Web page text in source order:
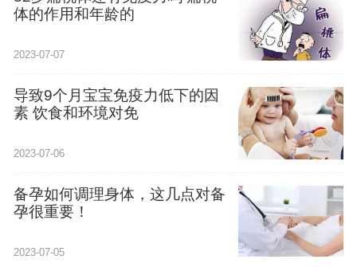
体的作用和年龄的
2023-07-07
导致9个月宝宝免疫力低下的因
素 饮食和环境对免
2023-07-06
备孕如何调理身体，这几点对备
孕很重要！
2023-07-05